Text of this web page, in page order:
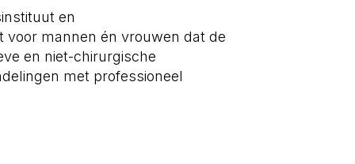
en
voor mannen én vrouwen dat de
en niet-chirurgische
met professioneel